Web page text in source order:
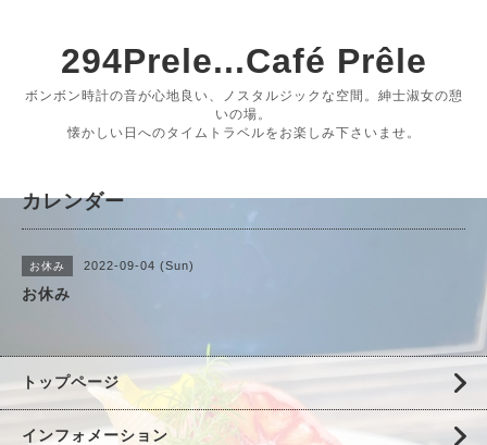
294Prele...Café Prêle
ボンボン時計の音が心地良い、ノスタルジックな空間。紳士淑女の憩
いの場。
懐かしい日へのタイムトラベルをお楽しみ下さいませ。
カレンダー
お休み 2022-09-04 (Sun)
お休み
トップページ
インフォメーション